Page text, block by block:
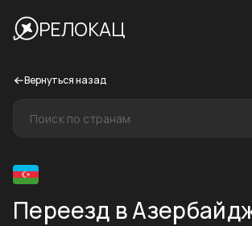
РЕЛОКАЦ
Вернуться назад
Переезд в